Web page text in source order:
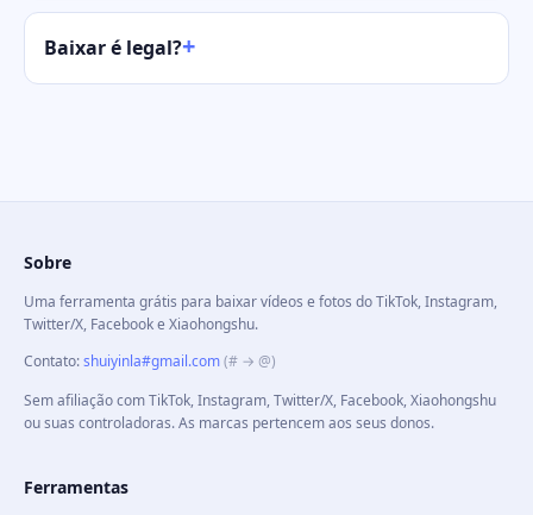
Baixar é legal?
Sobre
Uma ferramenta grátis para baixar vídeos e fotos do TikTok, Instagram,
Twitter/X, Facebook e Xiaohongshu.
Contato:shuiyinla#gmail.com(# → @)
Sem afiliação com TikTok, Instagram, Twitter/X, Facebook, Xiaohongshu
ou suas controladoras. As marcas pertencem aos seus donos.
Ferramentas